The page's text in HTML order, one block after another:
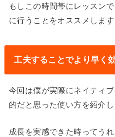
もしこの時間帯にレッスン
に行うことをオススメします
工夫することでより早く
今回は僕が実際にネイティ
的だと思った使い方を紹介し
成長を実感できた時ってう